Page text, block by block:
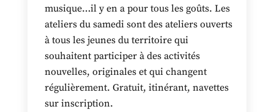
musique…il y en a pour tous les goûts. Les
ateliers du samedi sont des ateliers ouverts
à tous les jeunes du territoire qui
souhaitent participer à des activités
nouvelles, originales et qui changent
régulièrement. Gratuit, itinérant, navettes
sur inscription.